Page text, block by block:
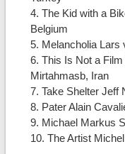
4. The Kid with a
Belgium
5. Melancholia Lars
6. This Is Not a
Mirtahmasb, Iran
7. Take Shelter Jeff
8. Pater Alain
9. Michael Markus
10. The Artist